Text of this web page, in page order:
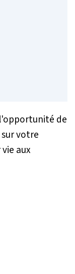
de
votre
aux